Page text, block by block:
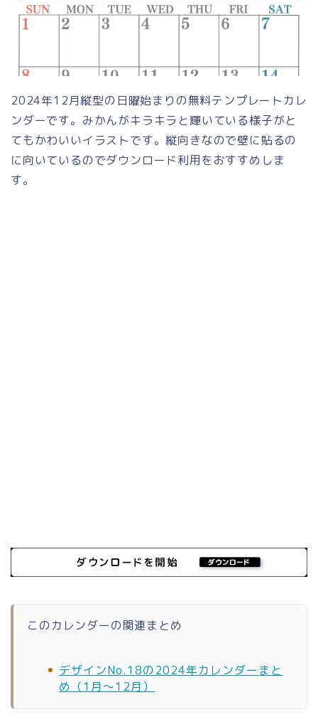
2024年12月縦型の日曜始まりの無料テンプレートカレ
ンダーです。みかんがキラキラと輝いている様子がと
てもかわいいイラストです。縦向きなので壁に貼るの
に向いているのでダウンロード利用をおすすめしま
す。
このカレンダーの関連まとめ
デザインNo.18の2024年カレンダーまと
め（1月〜12月）